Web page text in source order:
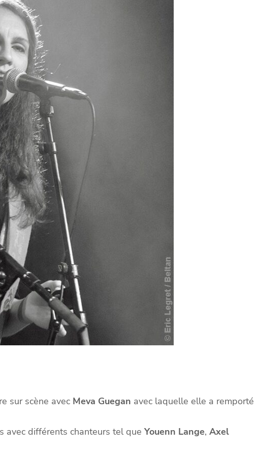
sur scène avec Meva Guegan avec laquelle elle a remporté
avec différents chanteurs tel queYouenn Lange, Axel